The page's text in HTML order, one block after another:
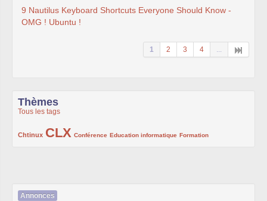
9 Nautilus Keyboard Shortcuts Everyone Should Know -
OMG ! Ubuntu !
1 2 3 4
Thèmes
Tous les tags
Chtinux
222/1002CLX
1002/1002 Conférence
132/1002 Education informatique
119/1002 Formation
168/1002
Annonces